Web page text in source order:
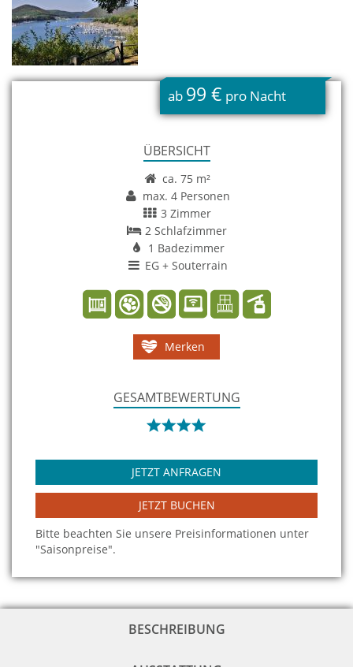
ab 99 € pro Nacht
ÜBERSICHT
ca. 75 m²
max. 4 Personen
3 Zimmer
2 Schlafzimmer
1 Badezimmer
EG + Souterrain
Merken
GESAMTBEWERTUNG
JETZT ANFRAGEN
JETZT BUCHEN
Bitte beachten Sie unsere Preisinformationen unter
"Saisonpreise".
BESCHREIBUNG